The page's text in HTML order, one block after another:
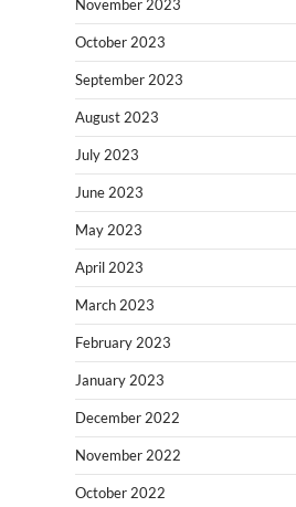
November 2023
October 2023
September 2023
August 2023
July 2023
June 2023
May 2023
April 2023
March 2023
February 2023
January 2023
December 2022
November 2022
October 2022